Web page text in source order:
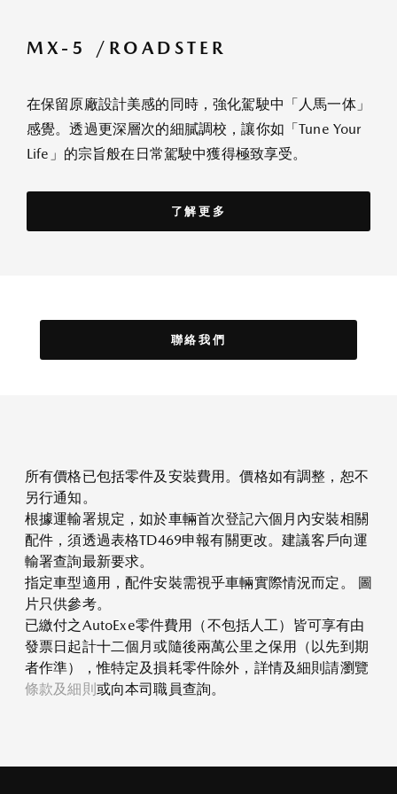
MX-5 /ROADSTER
在保留原廠設計美感的同時，強化駕駛中「人馬一体」
感覺。透過更深層次的細膩調校，讓你如「Tune Your
Life」的宗旨般在日常駕駛中獲得極致享受。
了解更多
聯絡我們
所有價格已包括零件及安裝費用。價格如有調整，恕不
另行通知。
根據運輸署規定，如於車輛首次登記六個月內安裝相關
配件，須透過表格TD469申報有關更改。建議客戶向運
輸署查詢最新要求。
指定車型適用，配件安裝需視乎車輛實際情況而定。 圖
片只供參考。
已繳付之AutoExe零件費用（不包括人工）皆可享有由
發票日起計十二個月或隨後兩萬公里之保用（以先到期
者作準），惟特定及損耗零件除外，詳情及細則請瀏覽
條款及細則 或向本司職員查詢。